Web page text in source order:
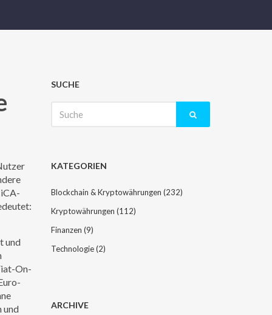
und
On-
und
SUCHE
nach:
KATEGORIEN
Blockchain & Kryptowährungen (232)
Kryptowährungen (112)
Finanzen (9)
Technologie(2)
ARCHIVE